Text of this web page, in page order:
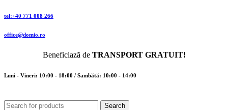
tel:+40 771 008 266
office@domio.ro
Beneficiază de TRANSPORT GRATUIT!
Luni - Vineri: 10:00 - 18:00 / Sambătă: 10:00 - 14:00
Search